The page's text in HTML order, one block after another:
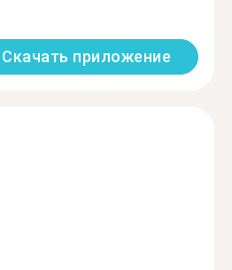
Скачать приложение